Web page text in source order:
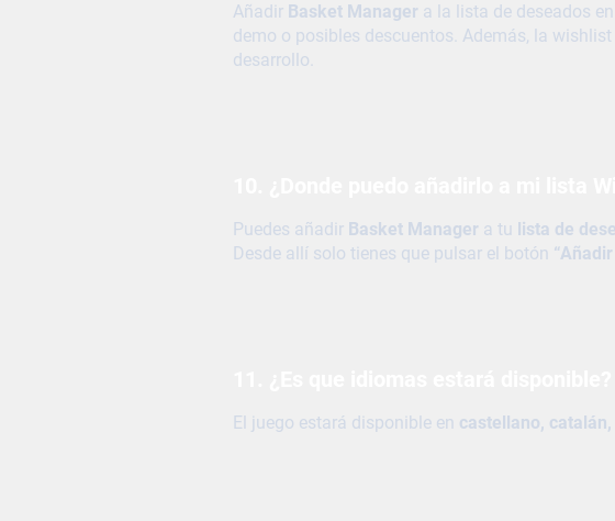
Añadir Basket Manager a la lista de deseados
demo o posibles descuentos. Además, la wishlist
desarrollo.
Puedes añadir Basket Manager a tu lista de
Desde allí solo tienes que pulsar el botón
El juego estará disponible en castellano,